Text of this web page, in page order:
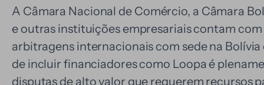
A Câmara Nacional de Comércio, a Câmara
e outras instituições empresariais contam
arbitragens internacionais com sede na
de incluir financiadores como Loopa é
disputas de alto valor que requerem recursos